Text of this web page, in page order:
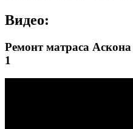
Видео:
Ремонт матраса
1